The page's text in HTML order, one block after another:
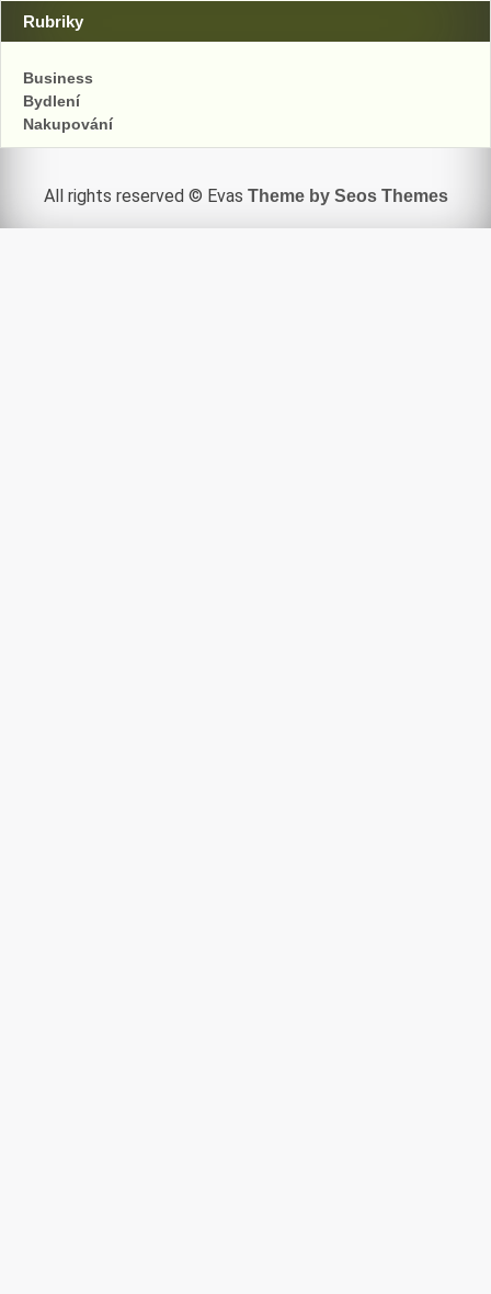
Rubriky
Business
Bydlení
Nakupování
All rights reserved © Evas Theme by Seos Themes